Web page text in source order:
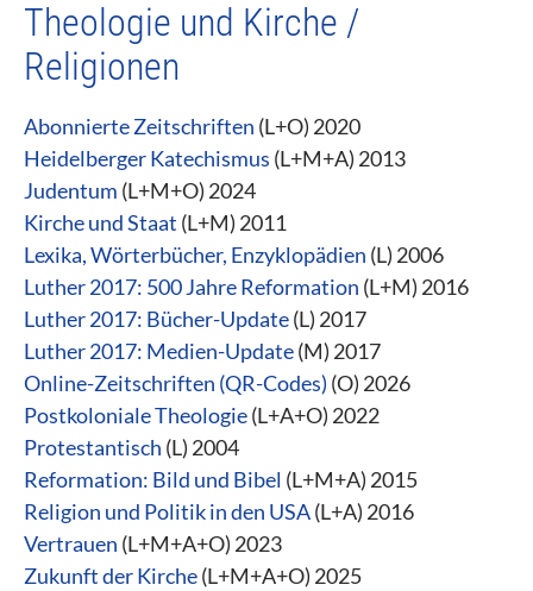
Theologie und Kirche /
Religionen
Abonnierte Zeitschriften (L+O) 2020
Heidelberger Katechismus (L+M+A) 2013
Judentum (L+M+O) 2024
Kirche und Staat (L+M) 2011
Lexika, Wörterbücher, Enzyklopädien (L) 2006
Luther 2017: 500 Jahre Reformation (L+M) 2016
Luther 2017: Bücher-Update(L) 2017
Luther 2017: Medien-Update(M) 2017
Online-Zeitschriften (QR-Codes) (O) 2026
Postkoloniale Theologie(L+A+O) 2022
Protestantisch (L) 2004
Reformation: Bild und Bibel (L+M+A) 2015
Religion und Politik in den USA(L+A) 2016
Vertrauen (L+M+A+O) 2023
Zukunft der Kirche​​​​​​​ (L+M+A+O) 2025